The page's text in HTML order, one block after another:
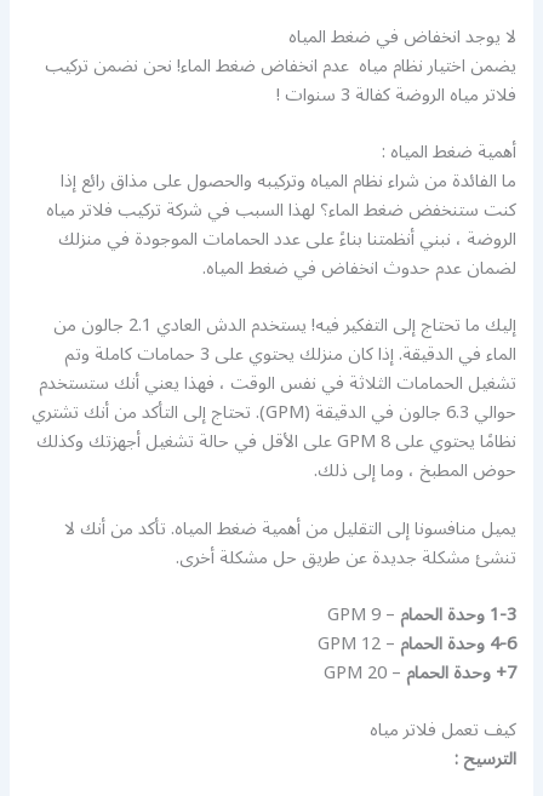
لا يوجد انخفاض في ضغط المياه
يضمن اختيار نظام مياه عدم انخفاض ضغط الماء! نحن نضمن تركيب
فلاتر مياه الروضة كفالة 3 سنوات !
أهمية ضغط المياه :
ما الفائدة من شراء نظام المياه وتركيبه والحصول على مذاق رائع إذا
كنت ستنخفض ضغط الماء؟ لهذا السبب في شركة تركيب فلاتر مياه
الروضة ، نبني أنظمتنا بناءً على عدد الحمامات الموجودة في منزلك
لضمان عدم حدوث انخفاض في ضغط المياه.
إليك ما تحتاج إلى التفكير فيه! يستخدم الدش العادي 2.1 جالون من
الماء في الدقيقة. إذا كان منزلك يحتوي على 3 حمامات كاملة وتم
تشغيل الحمامات الثلاثة في نفس الوقت ، فهذا يعني أنك ستستخدم
حوالي 6.3 جالون في الدقيقة (GPM). تحتاج إلى التأكد من أنك تشتري
نظامًا يحتوي على 8 GPM على الأقل في حالة تشغيل أجهزتك وكذلك
حوض المطبخ ، وما إلى ذلك.
يميل منافسونا إلى التقليل من أهمية ضغط المياه. تأكد من أنك لا
تنشئ مشكلة جديدة عن طريق حل مشكلة أخرى.
1-3 وحدة الحمام
– 9 GPM
4-6 وحدة الحمام – 12 GPM
7+ وحدة الحمام
– 20 GPM
كيف تعمل فلاتر مياه
الترسيح :